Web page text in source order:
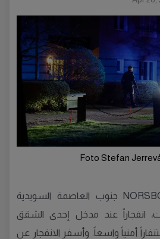
Foto Stefan
شهدت منطقة NORSBORG جنوب العاصمة السويدية
انفجاراً عند مدخل إحدى الشقق
أمنياً واسعاً. وأسفر الانفجار عن